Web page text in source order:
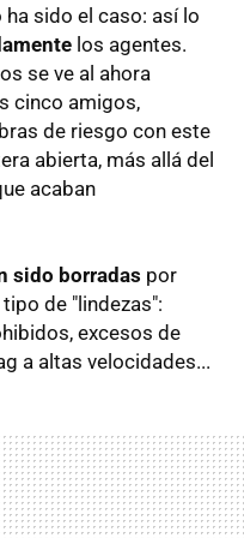
sido el caso: así lo
los agentes.
se ve al ahora
cinco amigos,
de riesgo con este
abierta, más allá del
acaban
sido borradas por
de "lindezas":
excesos de
a altas velocidades...